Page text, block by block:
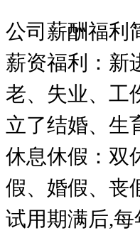
公司薪酬福利
薪资福利：新
老、失业、工
立了结婚、生
休息休假：双
假、婚假、丧
试用期满后,每